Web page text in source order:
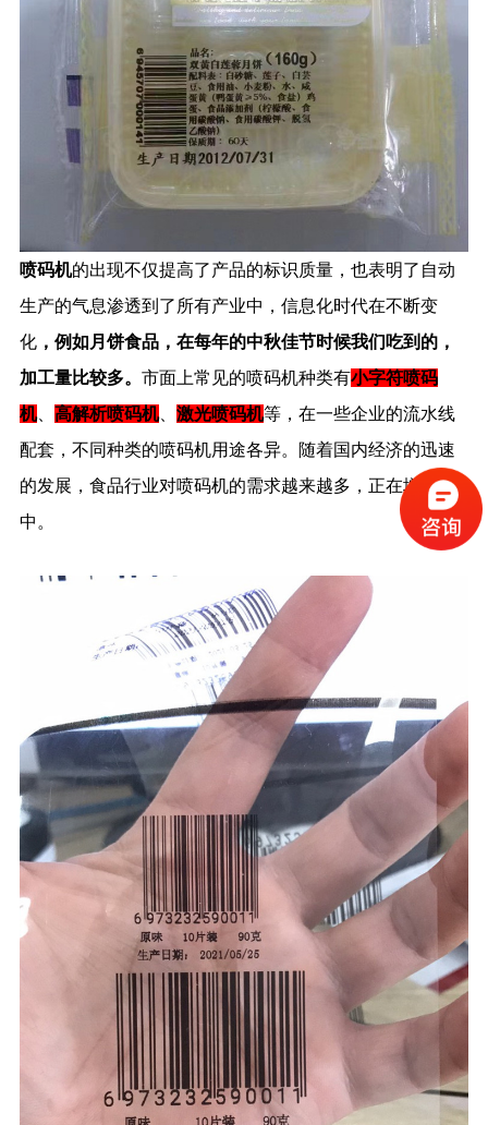
喷码机的出现不仅提高了产品的标识质量，也表明了自动
生产的气息渗透到了所有产业中，信息化时代在不断变
化 ，例如月饼食品，在每年的中秋佳节时候我们吃到的，
加工量比较多。市面上常见的喷码机种类有小字符喷码
机、高解析喷码机、激光喷码机等，在一些企业的流水线
配套，不同种类的喷码机用途各异。随着国内经济的迅速
的发展，食品行业对喷码机的需求越来越多，正在增长
中。